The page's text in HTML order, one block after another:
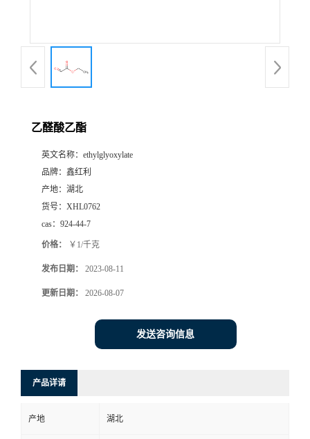
乙醛酸乙酯
英文名称： ethylglyoxylate
品牌： 鑫红利
产地： 湖北
货号： XHL0762
cas： 924-44-7
价格： ￥1/千克
发布日期： 2023-08-11
更新日期： 2026-08-07
发送咨询信息
产品详请
产地 湖北